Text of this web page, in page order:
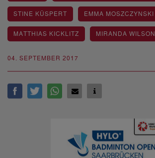
04. SEPTEMBER 2017
STINE KÜSPERT EMMA MOSZCZYNSKI
MATTHIAS KICKLITZ MIRANDA WILSON